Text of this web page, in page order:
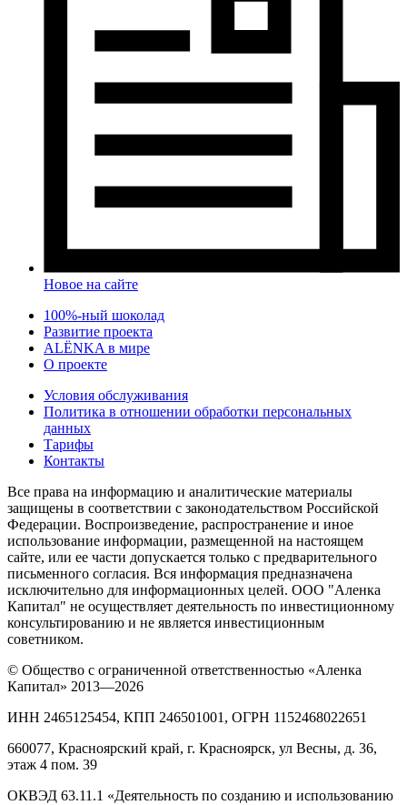
Новое на сайте
100%-ный шоколад
Развитие проекта
ALЁNKA в мире
О проекте
Условия обслуживания
Политика в отношении обработки персональных
данных
Тарифы
Контакты
Все права на информацию и аналитические материалы
защищены в соответствии с законодательством Российской
Федерации. Воспроизведение, распространение и иное
использование информации, размещенной на настоящем
сайте, или ее части допускается только с предварительного
письменного согласия. Вся информация предназначена
исключительно для информационных целей. ООО "Аленка
Капитал" не осуществляет деятельность по инвестиционному
консультированию и не является инвестиционным
советником.
© Общество с ограниченной ответственностью «Аленка
Капитал» 2013—2026
ИНН 2465125454, КПП 246501001, ОГРН 1152468022651
660077, Красноярский край, г. Красноярск, ул Весны, д. 36,
этаж 4 пом. 39
ОКВЭД 63.11.1 «Деятельность по созданию и использованию